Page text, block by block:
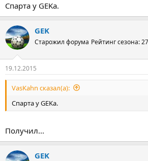
Спарта у GEKа.
GEK
Старожил форума Рейтинг сезона:
19.12.2015
VasKahn сказал(а):
Спарта у GEKа.
Получил...
GEK